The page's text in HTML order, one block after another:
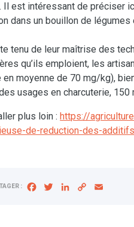
Il est intéressant de préciser
dans un bouillon de
tenu de leur maîtrise des
qu’ils emploient, les
en moyenne de 70 mg/kg),
usages en charcuterie,
plus loin :https://
de-reduction-des-additifs
: Facebook
TwitterLinkedIn
Copy